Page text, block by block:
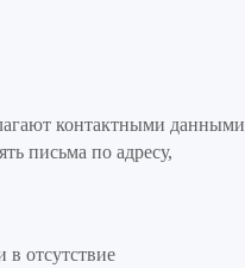
контактными данными
письма по адресу,
в отсутствие